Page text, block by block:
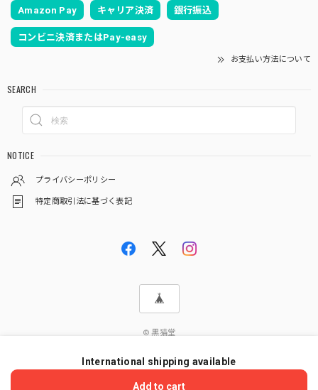
Amazon Pay キャリア決済 銀行振込
コンビニ決済またはPay-easy
お支払い方法について
SEARCH
NOTICE
プライバシーポリシー
特定商取引法に基づく表記
© 黒猫堂
International shipping available
Add to cart
ショップに質問する